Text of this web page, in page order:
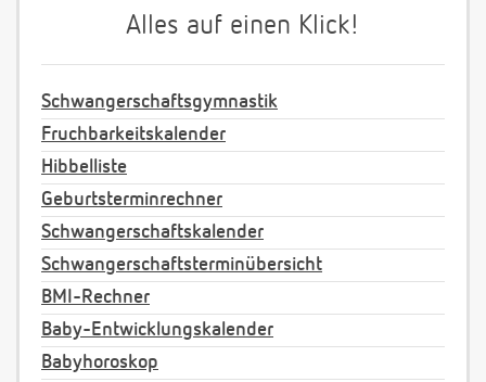
Alles auf einen Klick!
Schwangerschaftsgymnastik
Fruchbarkeitskalender
Hibbelliste
Geburtsterminrechner
Schwangerschaftskalender
Schwangerschaftsterminübersicht
BMI-Rechner
Baby-Entwicklungskalender
Babyhoroskop